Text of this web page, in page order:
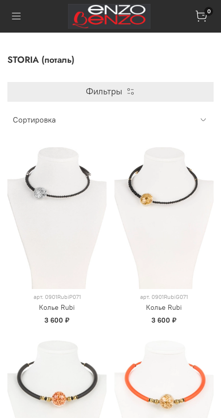
0
STORIA (пoталь)
Фильтры
арт. 0901RubiP071
Колье Rubi
3 600 ₽
арт. 0901RubiG071
Колье Rubi
3 600 ₽